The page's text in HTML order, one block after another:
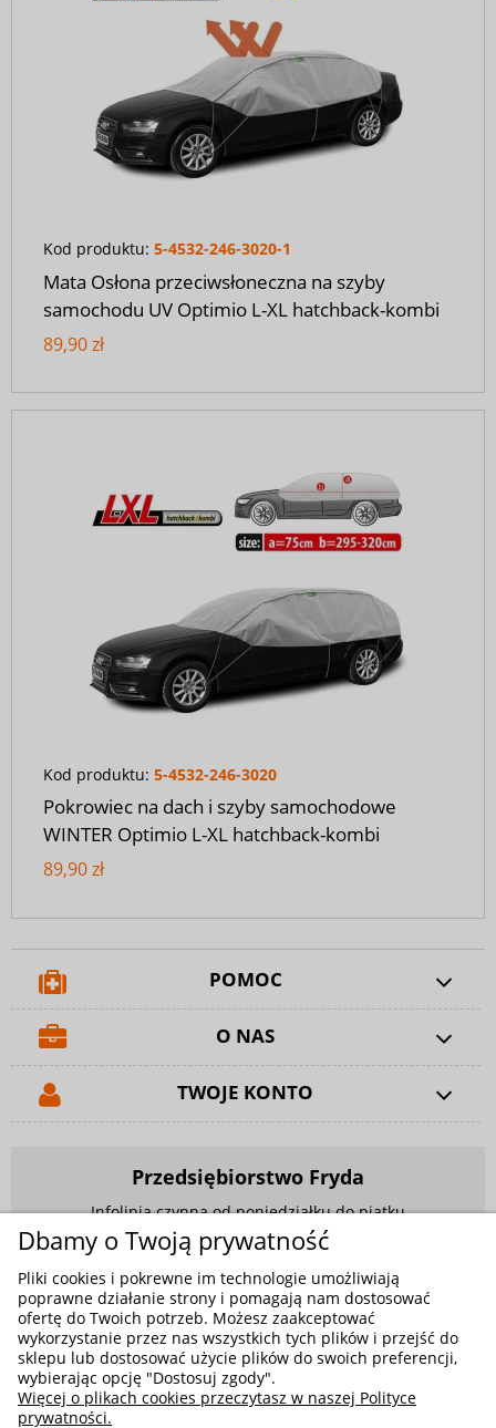
Kod produktu: 5-4532-246-3020-1
Mata Osłona przeciwsłoneczna na szyby
samochodu UV Optimio L-XL hatchback-kombi
89,90 zł
Kod produktu: 5-4532-246-3020
Pokrowiec na dach i szyby samochodowe
WINTER Optimio L-XL hatchback-kombi
89,90 zł
POMOC
O NAS
TWOJE KONTO
Przedsiębiorstwo Fryda
Infolinia czynna od poniedziałku do piątku
w godzinach 9.00 - 17.00
881 703 704
E-mail:sklep@fryda.com.pl
Sklepy stacjonarne:
ul. Składowa 26, 34-400 Nowy Targ
ul. Żywiecka 91, 43-300 Bielsko-Biała
Dbamy o Twoją prywatność
Pliki cookies i pokrewne im technologie umożliwiają
poprawne działanie strony i pomagają nam dostosować
ofertę do Twoich potrzeb. Możesz zaakceptować
wykorzystanie przez nas wszystkich tych plików i przejść do
sklepu lub dostosować użycie plików do swoich preferencji,
wybierając opcję "Dostosuj zgody".
Więcej o plikach cookies przeczytasz w naszej Polityce
prywatności.